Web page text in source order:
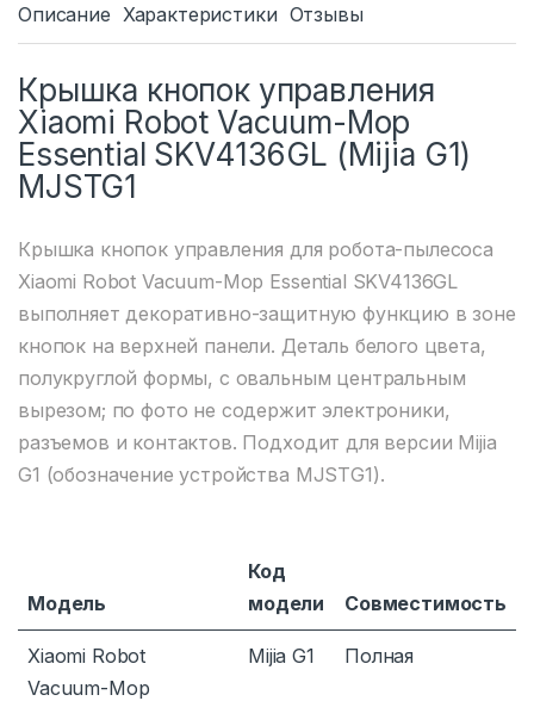
Описание Характеристики Отзывы
Крышка кнопок управления
Xiaomi Robot Vacuum-Mop
Essential SKV4136GL (Mijia G1)
MJSTG1
Крышка кнопок управления для робота-пылесоса
Xiaomi Robot Vacuum-Mop Essential SKV4136GL
выполняет декоративно-защитную функцию в зоне
кнопок на верхней панели. Деталь белого цвета,
полукруглой формы, с овальным центральным
вырезом; по фото не содержит электроники,
разъемов и контактов. Подходит для версии Mijia
G1 (обозначение устройства MJSTG1).
Модель
Код
модели
Совместимость
Xiaomi Robot
Vacuum-Mop
Mijia G1 Полная